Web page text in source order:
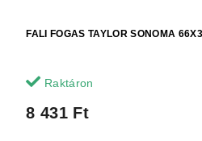
FALI FOGAS TAYLOR SONOMA
Raktáron
8 431 Ft